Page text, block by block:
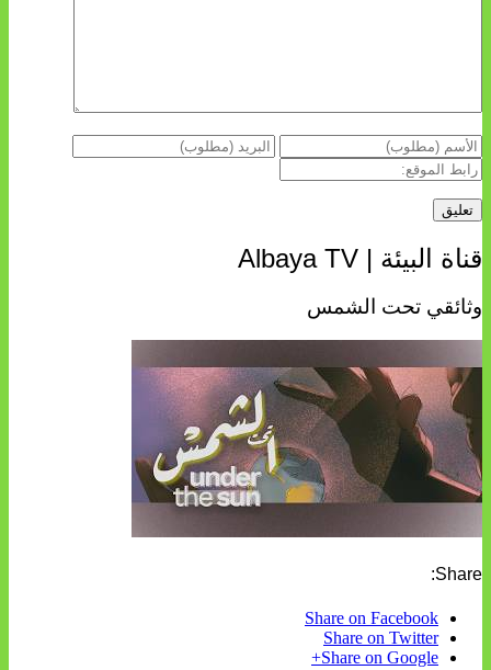
قناة البيئة | Albaya TV
وثائقي تحت الشمس
Share:
Share on Facebook
Share on Twitter
Share on Google+